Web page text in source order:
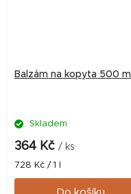
Balzám na kopyta 500 ml
Skladem
364 Kč / ks
Měrná
cena:
728 Kč / 1 l